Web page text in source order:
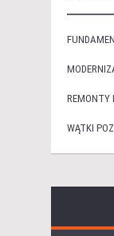
REMONTY
WĄTKI